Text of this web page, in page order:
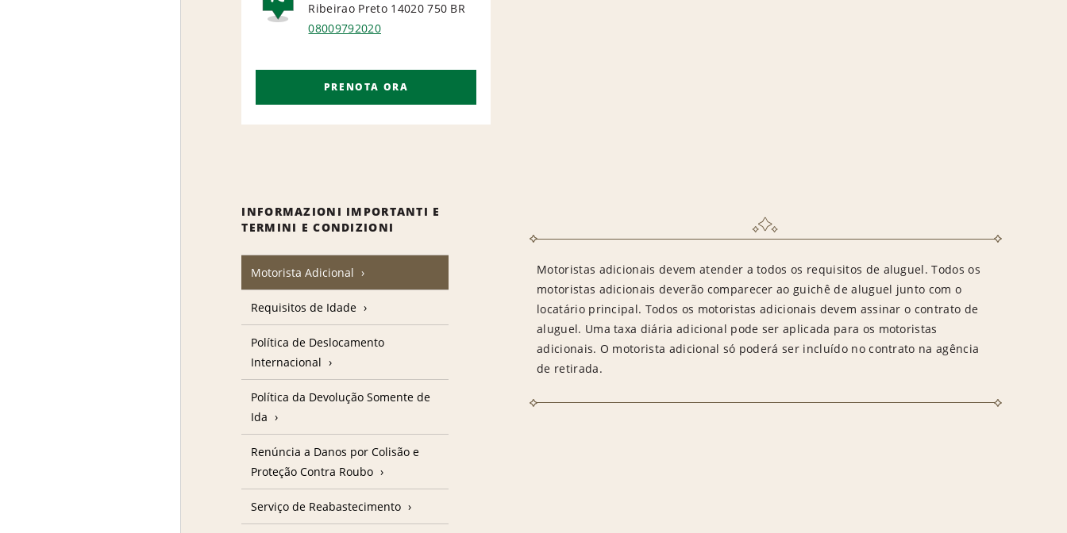
NATIONAL
Ribeirao Preto 14020 750 BR
08009792020
PRENOTA ORA
INFORMAZIONI IMPORTANTI E
TERMINI E CONDIZIONI
Motorista Adicional
Motoristas adicionais devem atender a todos os requisitos de aluguel. Todos os
motoristas adicionais deverão comparecer ao guichê de aluguel junto com o
locatário principal. Todos os motoristas adicionais devem assinar o contrato de
aluguel. Uma taxa diária adicional pode ser aplicada para os motoristas
adicionais. O motorista adicional só poderá ser incluído no contrato na agência
de retirada.
Requisitos de Idade
Política de Deslocamento
Internacional
Política da Devolução Somente de
Ida
Renúncia a Danos por Colisão e
Proteção Contra Roubo
Serviço de Reabastecimento